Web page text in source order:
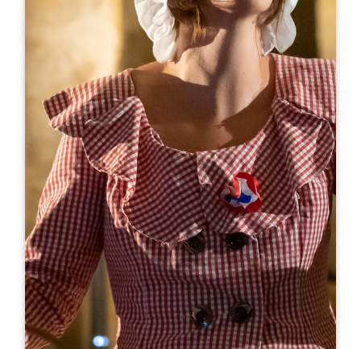
A partir de
25€
Château Villemaurine - Visite Patrimoine
Lieu Dit Villemaurine
33330 SAINT-ÉMILION
RÉSERVER
05 57 74 74 36
reservations@villemaurine.com
MOIS D'OUVERTURE
J F M A M J J A S O N D